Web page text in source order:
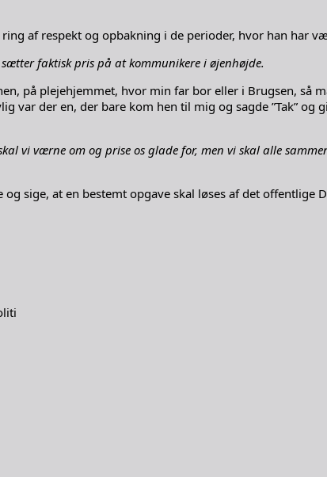
af respekt og opbakning i de perioder, hvor han har
faktisk pris på at kommunikere i øjenhøjde.
på plejehjemmet, hvor min far bor eller i Brugsen,
var der en, der bare kom hen til mig og sagde ”Tak”
vi værne om og prise os glade for, men vi skal alle
sige, at en bestemt opgave skal løses af det